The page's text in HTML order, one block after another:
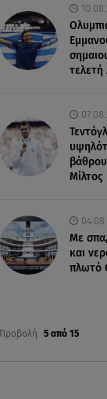
τελετή
Μίλτος
Με σπα,
και
πλωτό
Προβολή 5 από 15